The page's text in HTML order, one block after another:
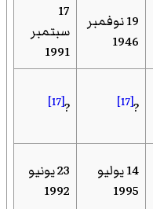
19 نوفمبر
1946
17
سبتمبر
1991
?
[17]
?
[17]
14 يوليو
1995
23 يونيو
1992